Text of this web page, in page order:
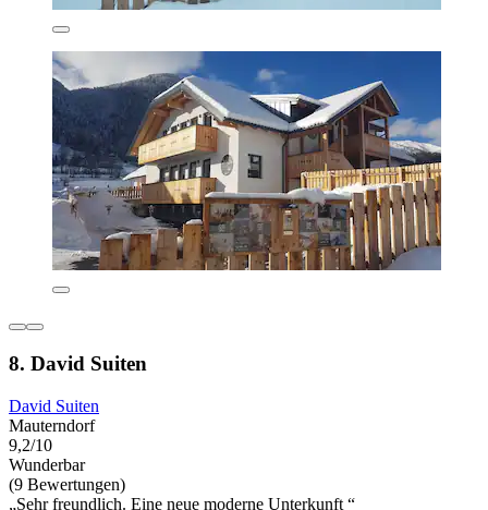
8. David Suiten
David Suiten
Mauterndorf
9,2/10
Wunderbar
(9 Bewertungen)
„Sehr freundlich. Eine neue moderne Unterkunft “